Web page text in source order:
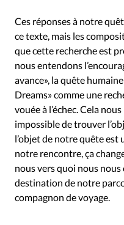
Ces réponses à notre
ce texte, mais les
que cette recherche est
nous entendons
avance», la quête
Dreams» comme une
vouée à l’échec. Cela
impossible de trouver
l’objet de notre quête
notre rencontre, ça
nous vers quoi nous
destination de notre
compagnon de voyage.